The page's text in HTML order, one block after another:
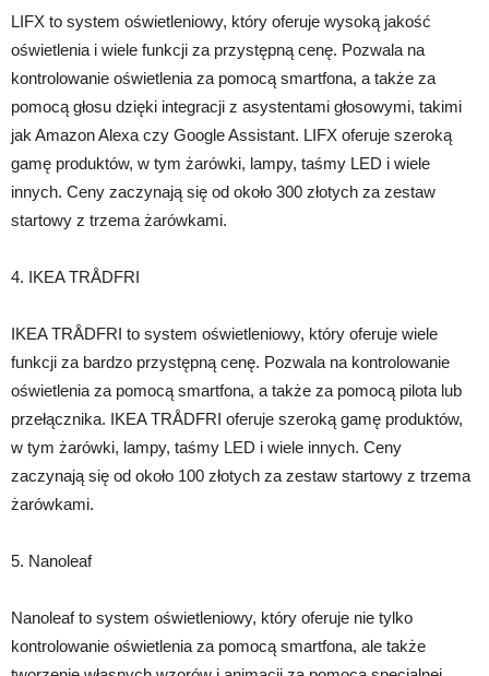
LIFX to system oświetleniowy, który oferuje wysoką jakość
oświetlenia i wiele funkcji za przystępną cenę. Pozwala na
kontrolowanie oświetlenia za pomocą smartfona, a także za
pomocą głosu dzięki integracji z asystentami głosowymi, takimi
jak Amazon Alexa czy Google Assistant. LIFX oferuje szeroką
gamę produktów, w tym żarówki, lampy, taśmy LED i wiele
innych. Ceny zaczynają się od około 300 złotych za zestaw
startowy z trzema żarówkami.
4. IKEA TRÅDFRI
IKEA TRÅDFRI to system oświetleniowy, który oferuje wiele
funkcji za bardzo przystępną cenę. Pozwala na kontrolowanie
oświetlenia za pomocą smartfona, a także za pomocą pilota lub
przełącznika. IKEA TRÅDFRI oferuje szeroką gamę produktów,
w tym żarówki, lampy, taśmy LED i wiele innych. Ceny
zaczynają się od około 100 złotych za zestaw startowy z trzema
żarówkami.
5. Nanoleaf
Nanoleaf to system oświetleniowy, który oferuje nie tylko
kontrolowanie oświetlenia za pomocą smartfona, ale także